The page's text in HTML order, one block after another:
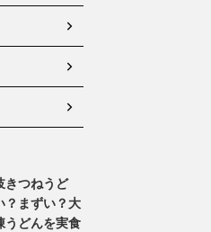
きつねうど
？まずい？大
うどんを実食